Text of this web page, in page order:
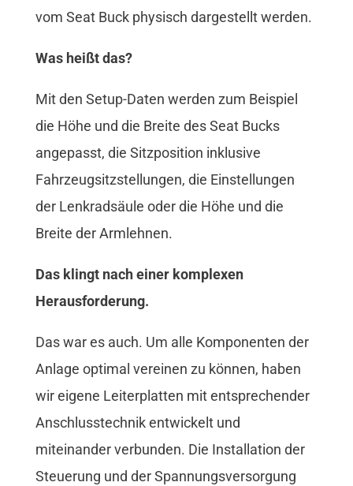
vom Seat Buck physisch dargestellt werden.
Was heißt das?
Mit den Setup-Daten werden zum Beispiel
die Höhe und die Breite des Seat Bucks
angepasst, die Sitzposition inklusive
Fahrzeugsitzstellungen, die Einstellungen
der Lenkradsäule oder die Höhe und die
Breite der Armlehnen.
Das klingt nach einer komplexen
Herausforderung.
Das war es auch. Um alle Komponenten der
Anlage optimal vereinen zu können, haben
wir eigene Leiterplatten mit entsprechender
Anschlusstechnik entwickelt und
miteinander verbunden. Die Installation der
Steuerung und der Spannungsversorgung